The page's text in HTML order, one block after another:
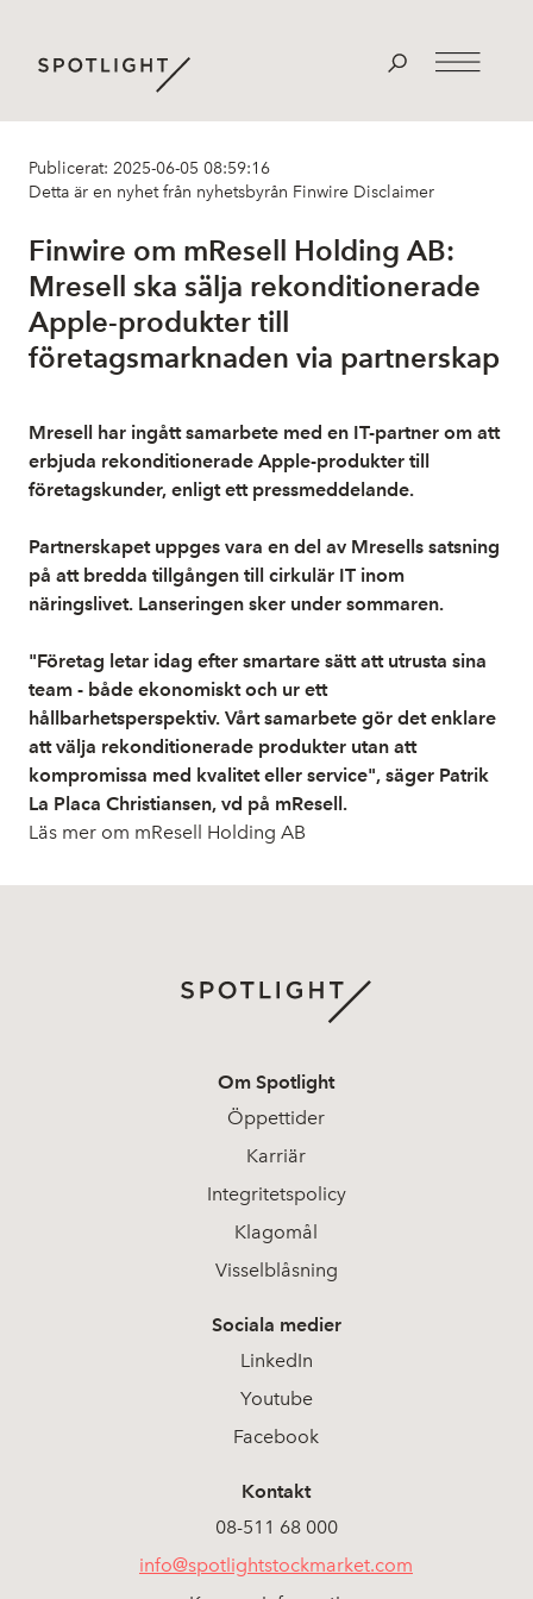
Publicerat: 2025-06-05 08:59:16
Detta är en nyhet från nyhetsbyrån Finwire Disclaimer
Finwire om mResell Holding AB:
Mresell ska sälja rekonditionerade
Apple-produkter till
företagsmarknaden via partnerskap
Mresell har ingått samarbete med en IT-partner om att
erbjuda rekonditionerade Apple-produkter till
företagskunder, enligt ett pressmeddelande.
Partnerskapet uppges vara en del av Mresells satsning
på att bredda tillgången till cirkulär IT inom
näringslivet. Lanseringen sker under sommaren.
"Företag letar idag efter smartare sätt att utrusta sina
team - både ekonomiskt och ur ett
hållbarhetsperspektiv. Vårt samarbete gör det enklare
att välja rekonditionerade produkter utan att
kompromissa med kvalitet eller service", säger Patrik
La Placa Christiansen, vd på mResell.
Läs mer om mResell Holding AB
Om Spotlight
Öppettider
Karriär
Integritetspolicy
Klagomål
Visselblåsning
Sociala medier
LinkedIn
Youtube
Facebook
Kontakt
08-511 68 000
info@spotlightstockmarket.com